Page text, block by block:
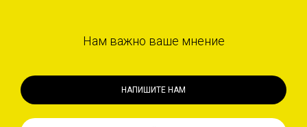
Нам важно ваше мнение
НАПИШИТЕ НАМ